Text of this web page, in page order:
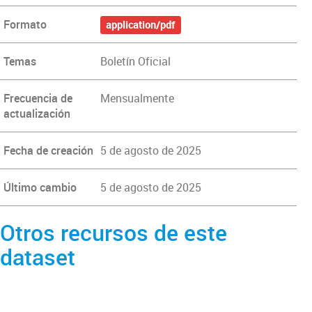
Formato application/pdf
Temas Boletín Oficial
Frecuencia de
actualización
Mensualmente
Fecha de creación 5 de agosto de 2025
Último cambio 5 de agosto de 2025
Otros recursos de este
dataset